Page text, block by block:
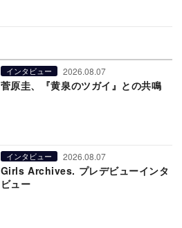
インタビュー 2026.08.07
菅原圭、『黄泉のツガイ』との共鳴
インタビュー 2026.08.07
Girls Archives. プレデビューインタ
ビュー